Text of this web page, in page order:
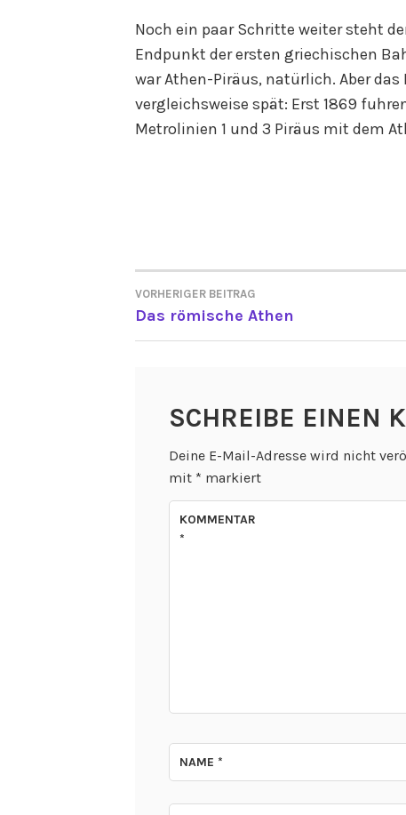
Noch ein paar Schritte weiter steht
Endpunkt der ersten griechischen
war Athen-Piräus, natürlich. Aber
vergleichsweise spät: Erst 1869
Metrolinien 1 und 3 Piräus mit dem
VORHERIGER BEITRAG
Das römische Athen
SCHREIBE EINEN
Deine E-Mail-Adresse wird nicht
mit * markiert
KOMMENTAR
*
NAME *